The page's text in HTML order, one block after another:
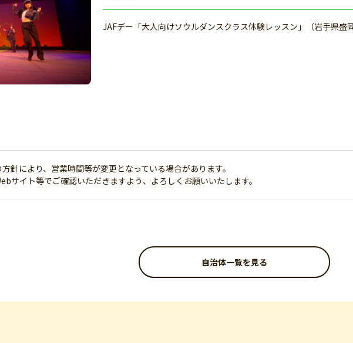
JAFデー「大人向けソウルダンスクラス体験レッスン」（岩手県盛
針により、営業時間等が変更となっている場合があります。
サイト等でご確認いただきますよう、よろしくお願いいたします。
自治体一覧を見る